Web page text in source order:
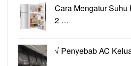
Cara Mengatur
2 …
√ Penyebab AC